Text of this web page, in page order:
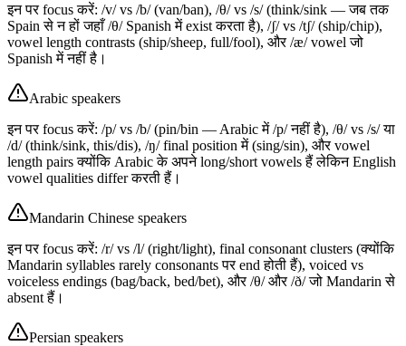
इन पर focus करें: /v/ vs /b/ (van/ban), /θ/ vs /s/ (think/sink — जब तक
Spain से न हों जहाँ /θ/ Spanish में exist करता है), /ʃ/ vs /tʃ/ (ship/chip),
vowel length contrasts (ship/sheep, full/fool), और /æ/ vowel जो
Spanish में नहीं है।
Arabic speakers
इन पर focus करें: /p/ vs /b/ (pin/bin — Arabic में /p/ नहीं है), /θ/ vs /s/ या
/d/ (think/sink, this/dis), /ŋ/ final position में (sing/sin), और vowel
length pairs क्योंकि Arabic के अपने long/short vowels हैं लेकिन English
vowel qualities differ करती हैं।
Mandarin Chinese speakers
इन पर focus करें: /r/ vs /l/ (right/light), final consonant clusters (क्योंकि
Mandarin syllables rarely consonants पर end होती हैं), voiced vs
voiceless endings (bag/back, bed/bet), और /θ/ और /ð/ जो Mandarin से
absent हैं।
Persian speakers